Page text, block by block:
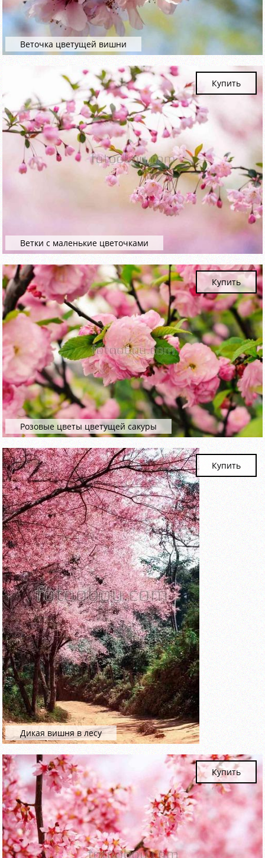
Веточка цветущей вишни
Ветки с маленькие цветочками
Купить
Розовые цветы цветущей сакуры
Купить
Дикая вишня в лесу
Купить
Купить